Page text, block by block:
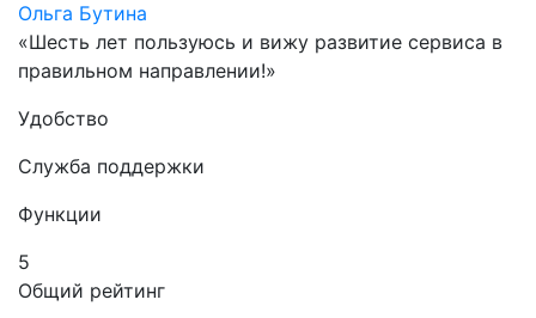
Ольга Бутина
«Шесть лет пользуюсь и вижу развитие сервиса в
правильном направлении!»
Удобство
Служба поддержки
Функции
5
Общий рейтинг